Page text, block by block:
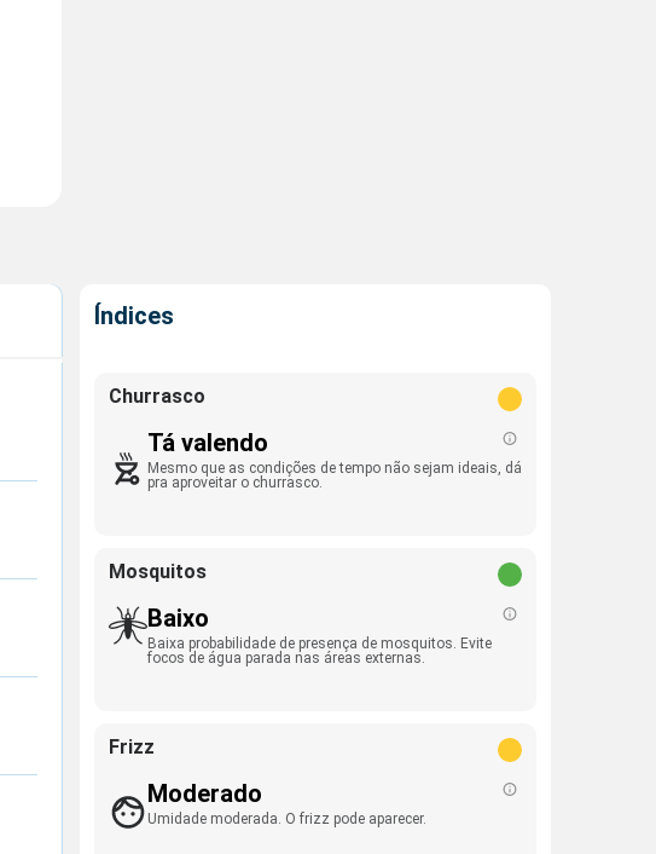
Índices
Churrasco
Tá valendo
Mesmo que as condições de tempo não sejam ideais, dá
pra aproveitar o churrasco.
Mosquitos
Baixo
Baixa probabilidade de presença de mosquitos. Evite
focos de água parada nas áreas externas.
Frizz
Moderado
Umidade moderada. O frizz pode aparecer.